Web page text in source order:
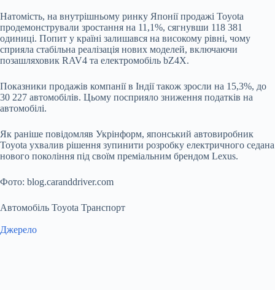
Натомість, на внутрішньому ринку Японії продажі Toyota
продемонстрували зростання на 11,1%, сягнувши 118 381
одиниці. Попит у країні залишався на високому рівні, чому
сприяла стабільна реалізація нових моделей, включаючи
позашляховик RAV4 та електромобіль bZ4X.
Показники продажів компанії в Індії також зросли на 15,3%, до
30 227 автомобілів. Цьому посприяло зниження податків на
автомобілі.
Як раніше повідомляв Укрінформ, японський автовиробник
Toyota ухвалив рішення зупинити розробку електричного седана
нового покоління під своїм преміальним брендом Lexus.
Фото: blog.caranddriver.com
Автомобіль Toyota Транспорт
Джерело